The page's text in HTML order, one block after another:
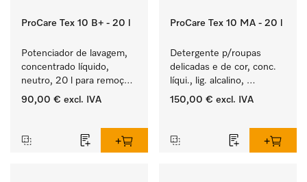
ProCare Tex 10 B+ - 20 l
Potenciador de lavagem,
concentrado líquido,
neutro, 20 l para remoção
eficaz de sujidade de
90,00 € excl. IVA
ProCare Tex 10 MA - 20 l
Detergente p/roupas
delicadas e de cor, conc.
líqui., lig. alcalino,
20 l para a lavagem de
150,00 € excl. IVA